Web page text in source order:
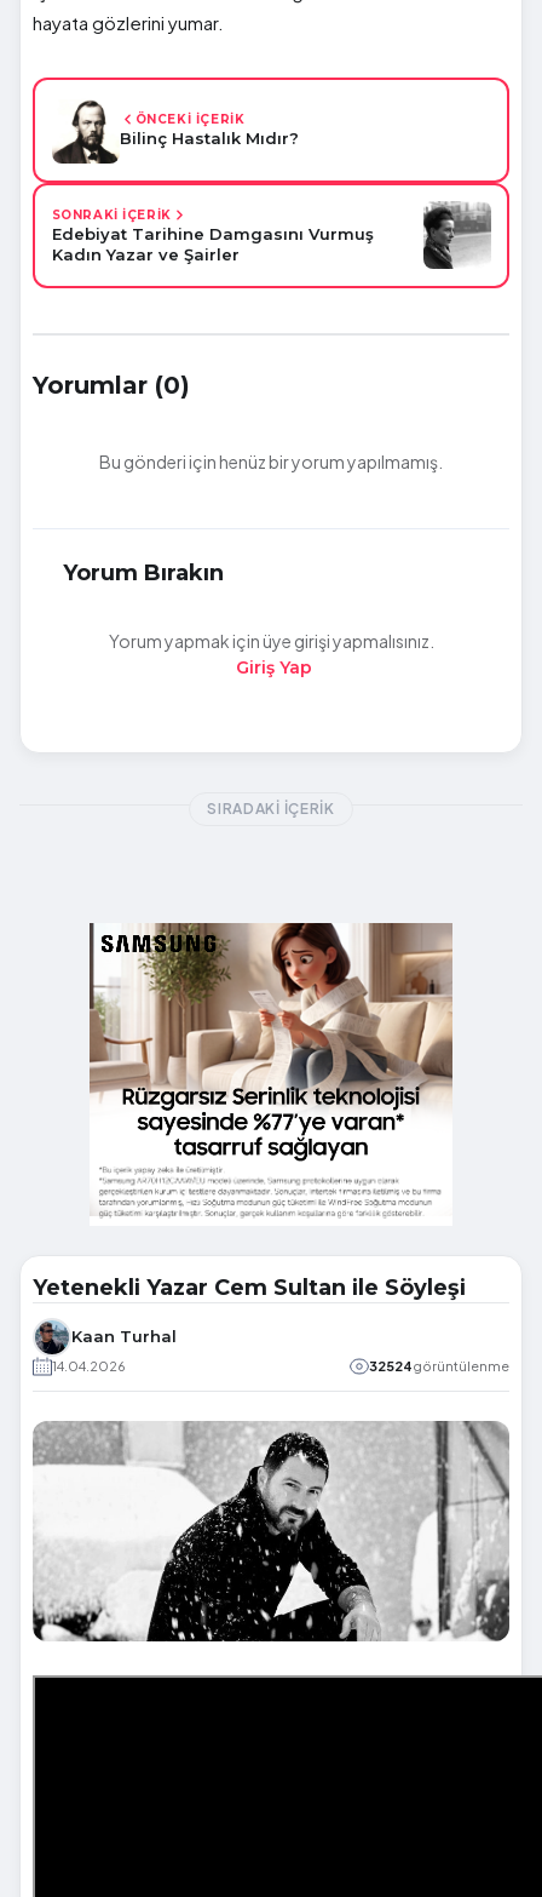
hayata gözlerini yumar.
ÖNCEKİ İÇERİK
Bilinç Hastalık Mıdır?
SONRAKİ İÇERİK
Edebiyat Tarihine Damgasını Vurmuş
Kadın Yazar ve Şairler
Yorumlar (0)
Bu gönderi için henüz bir yorum yapılmamış.
Yorum Bırakın
Yorum yapmak için üye girişi yapmalısınız.
Giriş Yap
SIRADAKI İÇERIK
Yetenekli Yazar Cem Sultan ile Söyleşi
Kaan Turhal
14.04.2026 32524görüntülenme